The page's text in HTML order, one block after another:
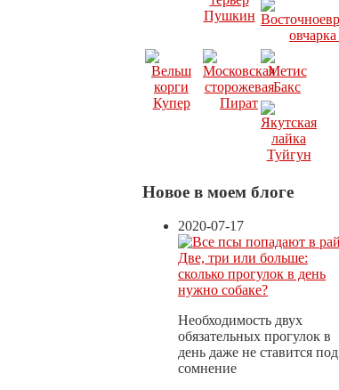
Новое в моем блоге
2020-07-17
Две, три или больше:
сколько прогулок в день
нужно собаке?
Необходимость двух
обязательных прогулок в
день даже не ставится под
сомнение